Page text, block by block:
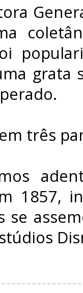
grata
três
1857,
se